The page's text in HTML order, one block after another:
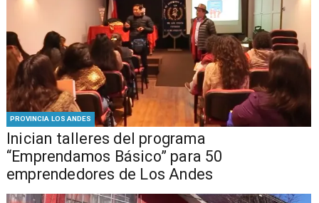
PROVINCIA LOS ANDES
Inician talleres del programa
“Emprendamos Básico” para 50
emprendedores de Los Andes